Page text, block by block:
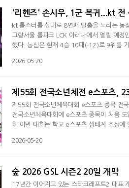
'리헨즈' 손시우, 1군 복귀...kt 전
kt 롤스터를 상대로 8연패 탈출을 노리는
그랑서울 롤파크 LCK 아레나에서 열릴 예
했다. 농심은 현재 4승 10패(-12)로 9위를
한편 농심은 손시우와 함께 '킹겐' 황성훈, '
2026-05-20
제55회 전국소년체전 e스포츠,
제55회 전국소년체육대회 e스포츠 종목 전
전국소년체육대회에 e스포츠 종목이 처음
히 이번 대회는 학교 e스포츠 생태계 조성에
한 전국 17개 시도 대표 선수들이 출전한다.
2026-05-20
숲 2026 GSL 시즌2 20일 개막
17년간 이어지고 있는 스타크래프트2 대표